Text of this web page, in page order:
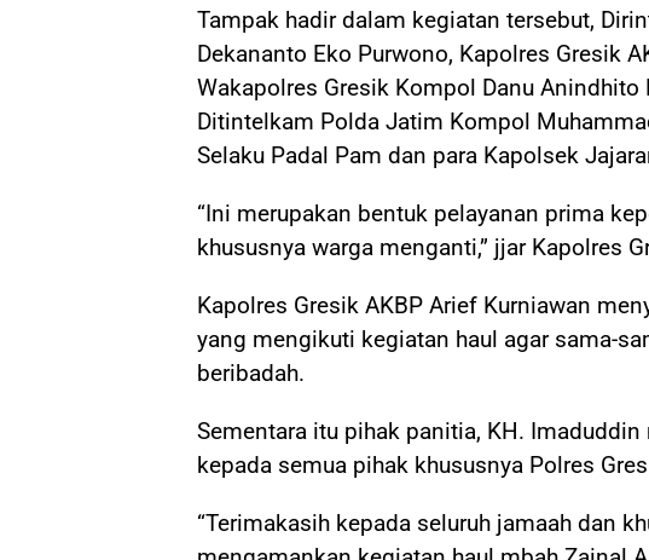
Tampak hadir dalam kegiatan tersebut,
Dekananto Eko Purwono, Kapolres Gresik
Wakapolres Gresik Kompol Danu
Ditintelkam Polda Jatim Kompol
Selaku Padal Pam dan para Kapolsek
“Ini merupakan bentuk pelayanan prima
khususnya warga menganti,” jjar Kapolres
Kapolres Gresik AKBP Arief Kurniawan
yang mengikuti kegiatan haul agar sama-
beribadah.
Sementara itu pihak panitia, KH.
kepada semua pihak khususnya Polres
“Terimakasih kepada seluruh jamaah dan